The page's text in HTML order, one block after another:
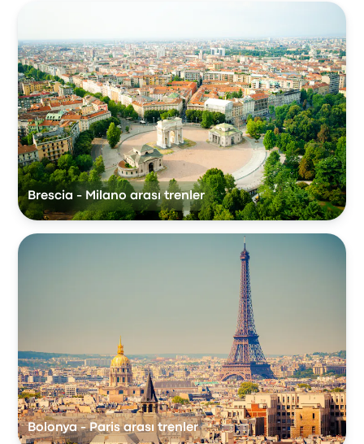
Brescia - Milano arası trenler
Bolonya - Paris arası trenler